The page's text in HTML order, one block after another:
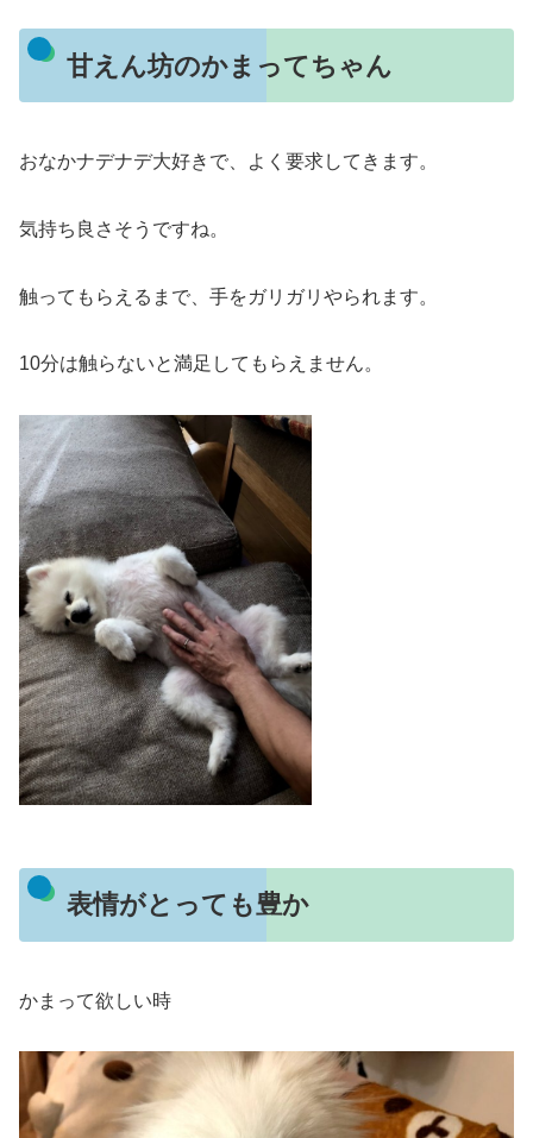
甘えん坊のかまってちゃん
おなかナデナデ大好きで、よく要求してきます。
気持ち良さそうですね。
触ってもらえるまで、手をガリガリやられます。
10分は触らないと満足してもらえません。
表情がとっても豊か
かまって欲しい時